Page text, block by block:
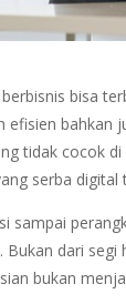
berbisnis bisa
bahkan
tidak cocok
serba
sampai
Bukan dari
bukan